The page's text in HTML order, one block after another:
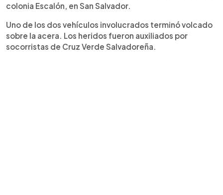
colonia Escalón, en San Salvador.
Uno de los dos vehículos involucrados terminó volcado
sobre la acera. Los heridos fueron auxiliados por
socorristas de Cruz Verde Salvadoreña.